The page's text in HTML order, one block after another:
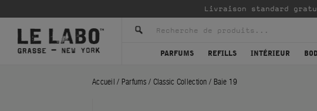
Livraison standard
PARFUMS REFILLS INTÉRIEUR
Accueil / Parfums / Classic Collection / Baie 19